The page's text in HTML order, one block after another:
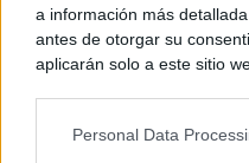
a información más
antes de otorgar su
aplicarán solo a este sitio
rechazar tal
Personal Data
localidad.